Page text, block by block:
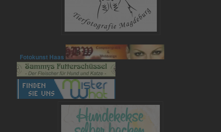
Fotokunst Haas